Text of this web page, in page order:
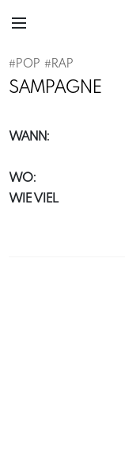
#POP #RAP
SAMPAGNE
WANN:
WO:
WIE VIEL